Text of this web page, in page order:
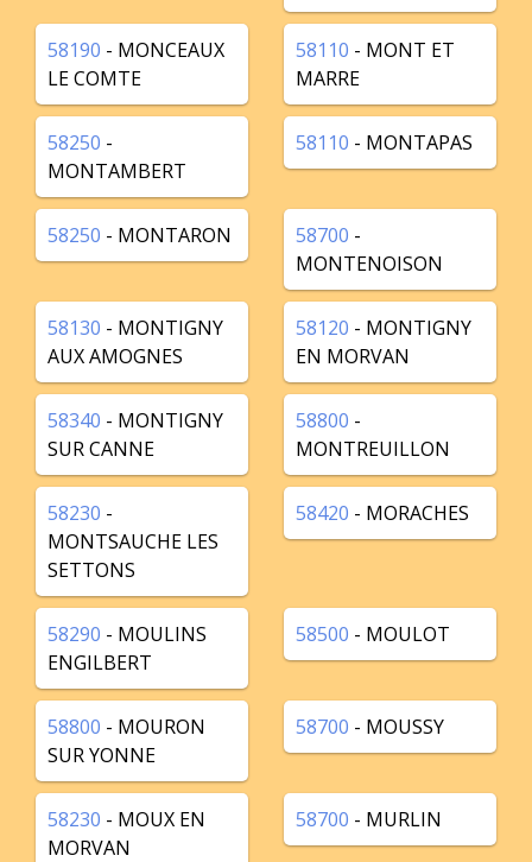
58190 - MONCEAUX
LE COMTE
58110 - MONT ET
MARRE
58250 -
MONTAMBERT
58110 - MONTAPAS
58250 - MONTARON 58700 -
MONTENOISON
58130 - MONTIGNY
AUX AMOGNES
58120 - MONTIGNY
EN MORVAN
58340 - MONTIGNY
SUR CANNE
58800 -
MONTREUILLON
58230 -
MONTSAUCHE LES
SETTONS
58420 - MORACHES
58290 - MOULINS
ENGILBERT
58500 - MOULOT
58800 - MOURON
SUR YONNE
58700 - MOUSSY
58230 - MOUX EN
MORVAN
58700 - MURLIN